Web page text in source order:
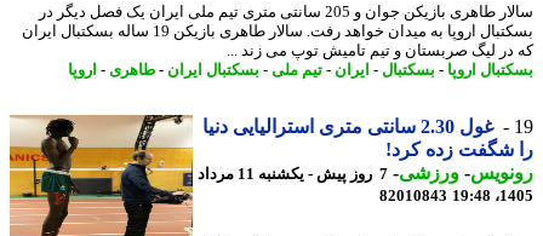
سالار طاهری بازیکن جوان و 205 سانتی متری تیم ملی ایران یک فصل دیگر در
بسکتبال اروپا به میدان خواهد رفت. سالار طاهری بازیکن 19 ساله بسکتبال ایران
لیگ صربستان و تیم تامیش توپ می زند ...
اروپا - بسکتبال-ایران - تیم ملی -بسکتبال ایران - طاهری- اروپا
غول 2.30 سانتی متری استرالیایی دنیا
شگفت زده کرد!
-ورزشی-
7 روز پیش - یکشنبه 11 مرداد
82010843